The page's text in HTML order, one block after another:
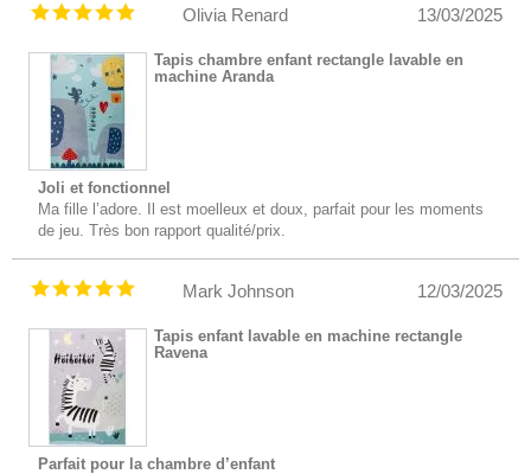
13/03/2025
Olivia Renard
Tapis chambre enfant rectangle lavable en
machine Aranda
Joli et fonctionnel
Ma fille l’adore. Il est moelleux et doux, parfait pour les moments
de jeu. Très bon rapport qualité/prix.
12/03/2025
Mark Johnson
Tapis enfant lavable en machine rectangle
Ravena
Parfait pour la chambre d’enfant